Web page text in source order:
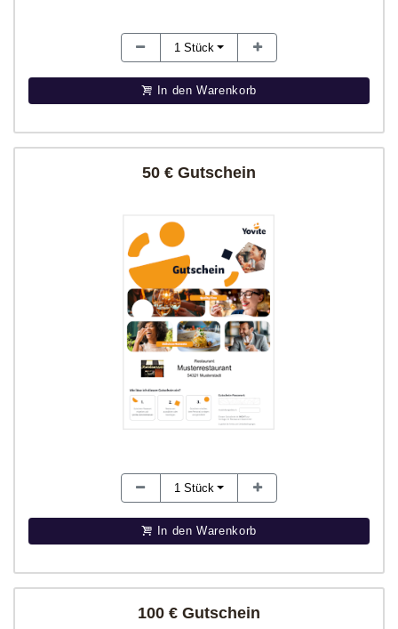
1 Stück
In den Warenkorb
50 € Gutschein
1 Stück
In den Warenkorb
100 € Gutschein